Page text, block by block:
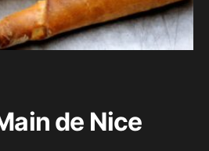
de Nice